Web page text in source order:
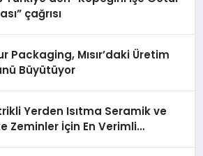
çağrısı
Packaging, Mısır’daki Üretim
Büyütüyor
Yerden Isıtma Seramik ve
Zeminler İçin En Verimli